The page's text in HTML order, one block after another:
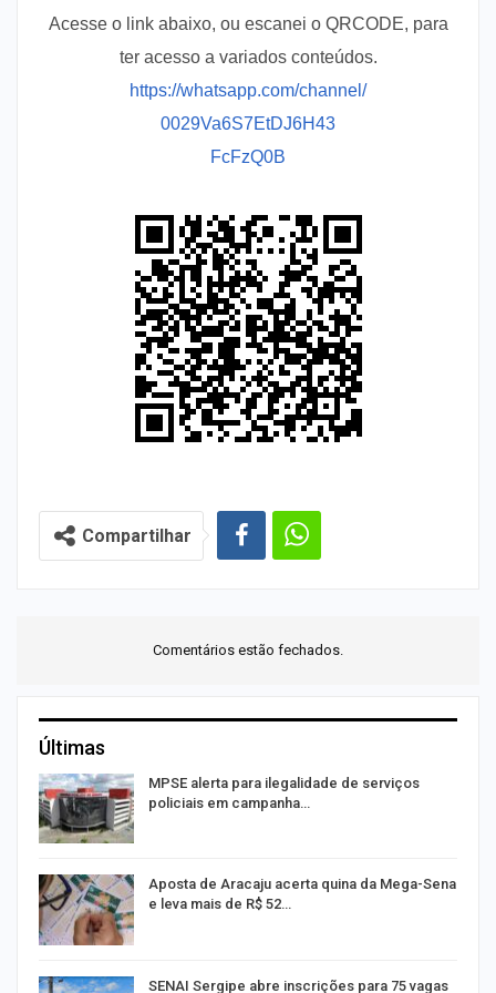
Acesse o link abaixo, ou escanei o QRCODE, para
ter acesso a variados conteúdos.
https://whatsapp.com/channel/
0029Va6S7EtDJ6H43
FcFzQ0B
Compartilhar
Comentários estão fechados.
Últimas
MPSE alerta para ilegalidade de serviços
policiais em campanha…
Aposta de Aracaju acerta quina da Mega-Sena
e leva mais de R$ 52…
SENAI Sergipe abre inscrições para 75 vagas